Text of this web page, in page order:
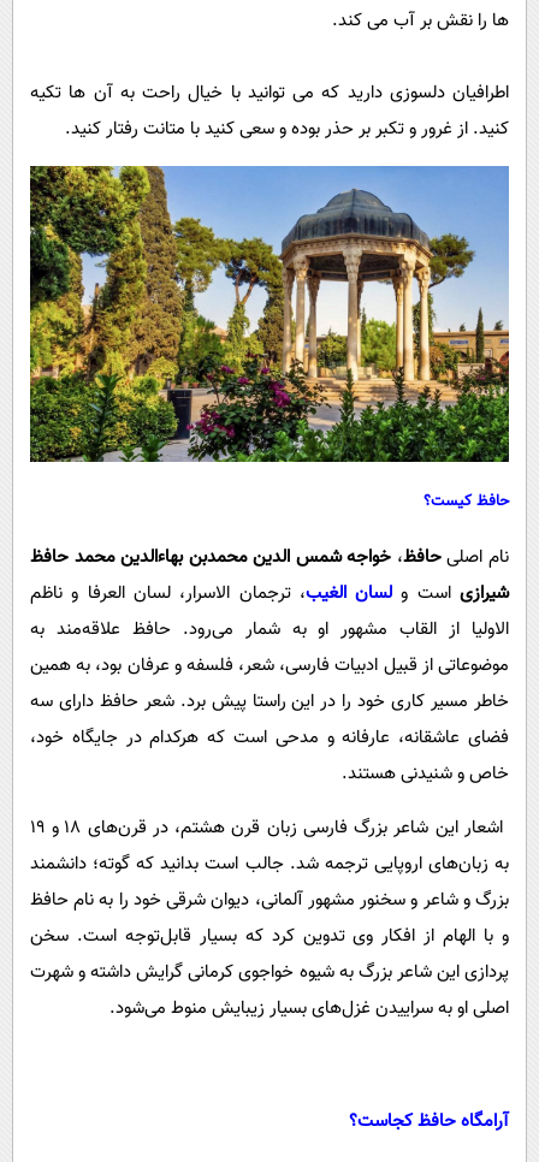
ها را نقش بر آب می کند.
اطرافیان دلسوزی دارید که می توانید با خیال راحت به آن ها تکیه
کنید. از غرور و تکبر بر حذر بوده و سعی کنید با متانت رفتار کنید.
حافظ کیست؟
نام اصلیحافظ، خواجه شمس الدین محمدبن بهاءالدین محمد حافظ
شیرازیاست و لسان الغیب، ترجمان الاسرار، لسان العرفا و ناظم
الاولیا از القاب مشهور او به شمار می‌رود. حافظ علاقه‌مند به
موضوعاتی از قبیل ادبیات فارسی، شعر، فلسفه و عرفان بود، به همین
خاطر مسیر کاری خود را در این راستا پیش برد. شعر حافظ دارای سه
فضای عاشقانه، عارفانه و مدحی است که هرکدام در جایگاه خود،
خاص و شنیدنی هستند.
اشعار این شاعر بزرگ فارسی زبان قرن هشتم، در قرن‌های ۱۸ و ۱۹
به زبان‌های اروپایی ترجمه شد. جالب است بدانید که گوته؛ دانشمند
بزرگ و شاعر و سخنور مشهور آلمانی، دیوان شرقی خود را به نام حافظ
و با الهام از افکار وی تدوین کرد که بسیار قابل‌توجه است. سخن
پردازی این شاعر بزرگ به شیوه خواجوی کرمانی گرایش داشته و شهرت
اصلی او به سراییدن غزل‌های بسیار زیبایش منوط می‌شود.
آرامگاه حافظ کجاست؟